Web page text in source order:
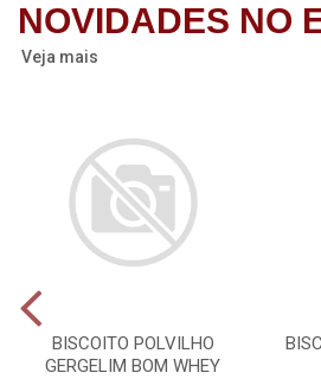
NOVIDADES NO
Veja mais
BISCOITO POLVILHO
GERGELIM BOM WHEY